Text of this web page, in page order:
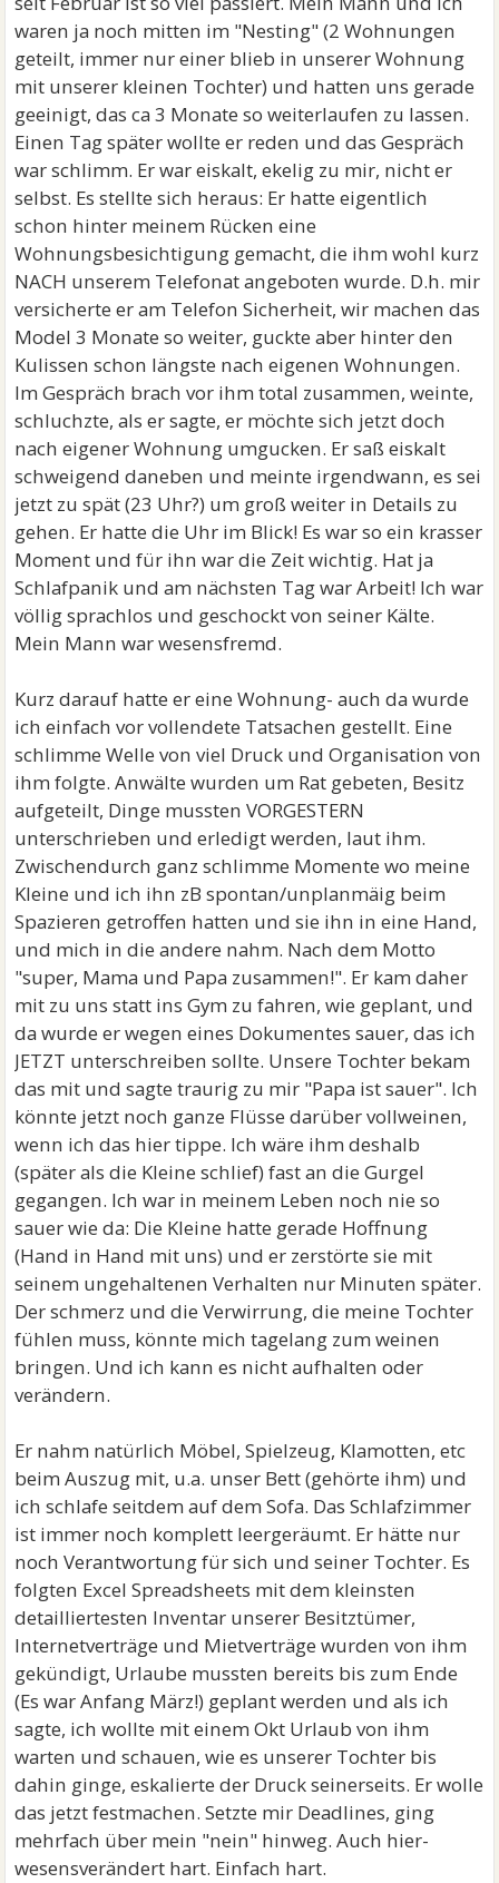
waren ja noch mitten im "Nesting" (2 Wohnungen
geteilt, immer nur einer blieb in unserer Wohnung
mit unserer kleinen Tochter) und hatten uns gerade
geeinigt, das ca 3 Monate so weiterlaufen zu lassen.
Einen Tag später wollte er reden und das Gespräch
war schlimm. Er war eiskalt, ekelig zu mir, nicht er
selbst. Es stellte sich heraus: Er hatte eigentlich
schon hinter meinem Rücken eine
Wohnungsbesichtigung gemacht, die ihm wohl kurz
NACH unserem Telefonat angeboten wurde. D.h. mir
versicherte er am Telefon Sicherheit, wir machen das
Model 3 Monate so weiter, guckte aber hinter den
Kulissen schon längste nach eigenen Wohnungen.
Im Gespräch brach vor ihm total zusammen, weinte,
schluchzte, als er sagte, er möchte sich jetzt doch
nach eigener Wohnung umgucken. Er saß eiskalt
schweigend daneben und meinte irgendwann, es sei
jetzt zu spät (23 Uhr?) um groß weiter in Details zu
gehen. Er hatte die Uhr im Blick! Es war so ein krasser
Moment und für ihn war die Zeit wichtig. Hat ja
Schlafpanik und am nächsten Tag war Arbeit! Ich war
völlig sprachlos und geschockt von seiner Kälte.
Mein Mann war wesensfremd.
Kurz darauf hatte er eine Wohnung- auch da wurde
ich einfach vor vollendete Tatsachen gestellt. Eine
schlimme Welle von viel Druck und Organisation von
ihm folgte. Anwälte wurden um Rat gebeten, Besitz
aufgeteilt, Dinge mussten VORGESTERN
unterschrieben und erledigt werden, laut ihm.
Zwischendurch ganz schlimme Momente wo meine
Kleine und ich ihn zB spontan/unplanmäig beim
Spazieren getroffen hatten und sie ihn in eine Hand,
und mich in die andere nahm. Nach dem Motto
"super, Mama und Papa zusammen!". Er kam daher
mit zu uns statt ins Gym zu fahren, wie geplant, und
da wurde er wegen eines Dokumentes sauer, das ich
JETZT unterschreiben sollte. Unsere Tochter bekam
das mit und sagte traurig zu mir "Papa ist sauer". Ich
könnte jetzt noch ganze Flüsse darüber vollweinen,
wenn ich das hier tippe. Ich wäre ihm deshalb
(später als die Kleine schlief) fast an die Gurgel
gegangen. Ich war in meinem Leben noch nie so
sauer wie da: Die Kleine hatte gerade Hoffnung
(Hand in Hand mit uns) und er zerstörte sie mit
seinem ungehaltenen Verhalten nur Minuten später.
Der schmerz und die Verwirrung, die meine Tochter
fühlen muss, könnte mich tagelang zum weinen
bringen. Und ich kann es nicht aufhalten oder
verändern.
Er nahm natürlich Möbel, Spielzeug, Klamotten, etc
beim Auszug mit, u.a. unser Bett (gehörte ihm) und
ich schlafe seitdem auf dem Sofa. Das Schlafzimmer
ist immer noch komplett leergeräumt. Er hätte nur
noch Verantwortung für sich und seiner Tochter. Es
folgten Excel Spreadsheets mit dem kleinsten
detailliertesten Inventar unserer Besitztümer,
Internetverträge und Mietverträge wurden von ihm
gekündigt, Urlaube mussten bereits bis zum Ende
(Es war Anfang März!) geplant werden und als ich
sagte, ich wollte mit einem Okt Urlaub von ihm
warten und schauen, wie es unserer Tochter bis
dahin ginge, eskalierte der Druck seinerseits. Er wolle
das jetzt festmachen. Setzte mir Deadlines, ging
mehrfach über mein "nein" hinweg. Auch hier-
wesensverändert hart. Einfach hart.